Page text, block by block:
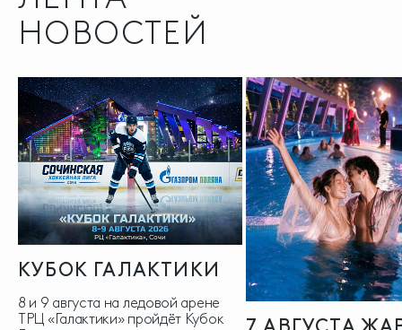
НОВОСТЕЙ
КУБОК ГАЛАКТИКИ
8 и 9 августа на ледовой арене
ТРЦ «Галактики» пройдёт Кубок